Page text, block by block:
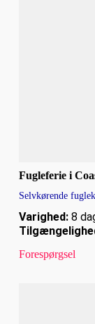
Fugleferie i
Selvkørende
Varighed:8
Forespørgsel